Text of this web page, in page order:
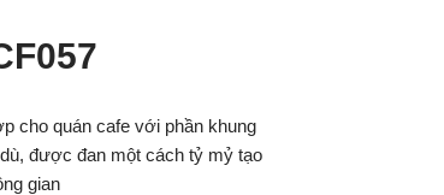
cho quán cafe với phần khung
được đan một cách tỷ mỷ tạo
gian